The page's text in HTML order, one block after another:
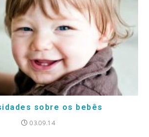
sobre os bebês
03.09.14